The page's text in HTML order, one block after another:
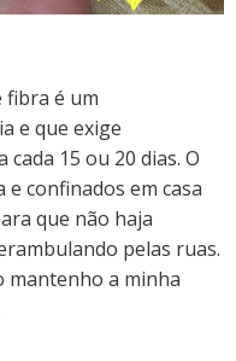
fibra é um
e que exige
15 ou 20 dias. O
confinados em casa
que não haja
pelas ruas.
mantenho a minha